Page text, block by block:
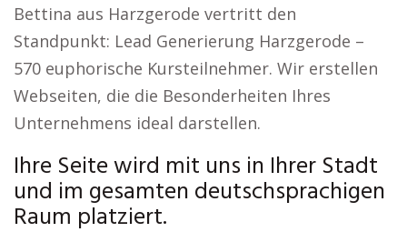
Bettina aus Harzgerode vertritt den
Standpunkt: Lead Generierung Harzgerode –
570 euphorische Kursteilnehmer. Wir erstellen
Webseiten, die die Besonderheiten Ihres
Unternehmens ideal darstellen.
Ihre Seite wird mit uns in Ihrer Stadt
und im gesamten deutschsprachigen
Raum platziert.